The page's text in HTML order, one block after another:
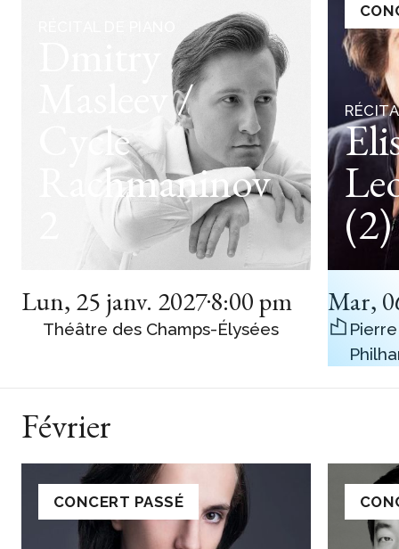
Masleev /
Cycle
Rachmaninov
Lun, 25 janv. 20278:00 pm
Théâtre des Champs-Élysées
(2)
Mar,
Février
CONCERT PASSÉ